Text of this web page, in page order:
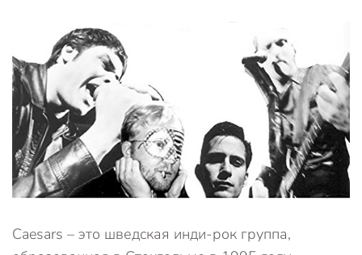
Caesars – это шведская инди-рок группа,